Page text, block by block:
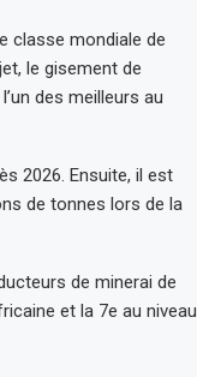
classe mondiale de
le gisement de
des meilleurs au
2026. Ensuite, il est
de tonnes lors de la
de minerai de
et la 7e au niveau